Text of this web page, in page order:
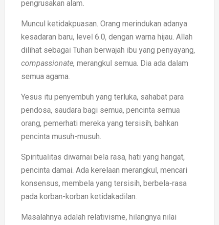
pengrusakan alam.
Muncul ketidakpuasan. Orang merindukan adanya
kesadaran baru, level 6.0, dengan warna hijau. Allah
dilihat sebagai Tuhan berwajah ibu yang penyayang,
compassionate, merangkul semua. Dia ada dalam
semua agama.
Yesus itu penyembuh yang terluka, sahabat para
pendosa, saudara bagi semua, pencinta semua
orang, pemerhati mereka yang tersisih, bahkan
pencinta musuh-musuh.
Spiritualitas diwarnai bela rasa, hati yang hangat,
pencinta damai. Ada kerelaan merangkul, mencari
konsensus, membela yang tersisih, berbela-rasa
pada korban-korban ketidakadilan.
Masalahnya adalah relativisme, hilangnya nilai